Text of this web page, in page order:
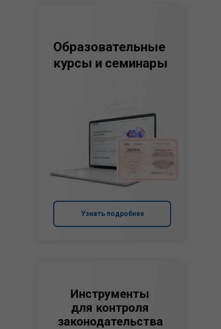
Инструменты
для контроля
законодательства
Узнать подробнее
Образовательные
курсы и семинары